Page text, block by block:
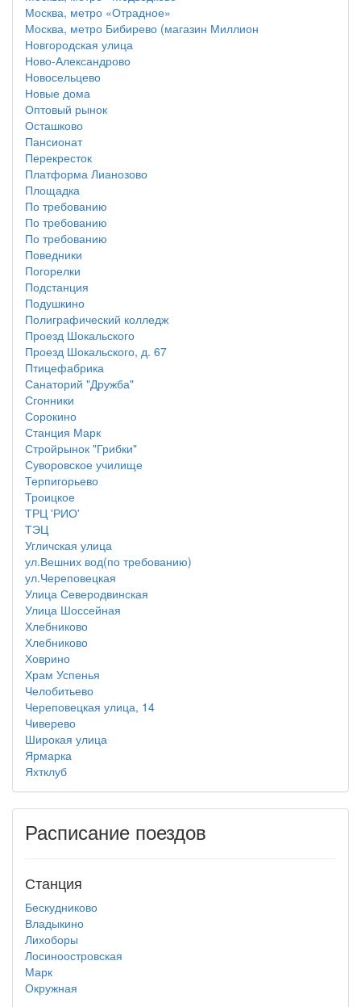
Москва, метро «Отрадное»
Москва, метро Бибирево (магазин Миллион
Новгородская улица
Ново-Александрово
Новосельцево
Новые дома
Оптовый рынок
Осташково
Пансионат
Перекресток
Платформа Лианозово
Площадка
По требованию
По требованию
По требованию
Поведники
Погорелки
Подстанция
Подушкино
Полиграфический колледж
Проезд Шокальского
Проезд Шокальского, д. 67
Птицефабрика
Санаторий "Дружба"
Сгонники
Сорокино
Станция Марк
Стройрынок "Грибки"
Суворовское училище
Терпигорьево
Троицкое
ТРЦ 'РИО'
ТЭЦ
Угличская улица
ул.Вешних вод(по требованию)
ул.Череповецкая
Улица Северодвинская
Улица Шоссейная
Хлебниково
Хлебниково
Ховрино
Храм Успенья
Челобитьево
Череповецкая улица, 14
Чиверево
Широкая улица
Ярмарка
Яхтклуб
Расписание поездов
Станция
Бескудниково
Владыкино
Лихоборы
Лосиноостровская
Марк
Окружная